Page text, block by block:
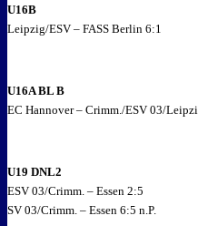
U16B
Leipzig/ESV – FASS Berlin 6:1
U16A BL B
EC Hannover – Crimm./ESV 03/
U19 DNL2
ESV 03/Crimm. – Essen 2:5
SV 03/Crimm. – Essen 6:5 n.P.